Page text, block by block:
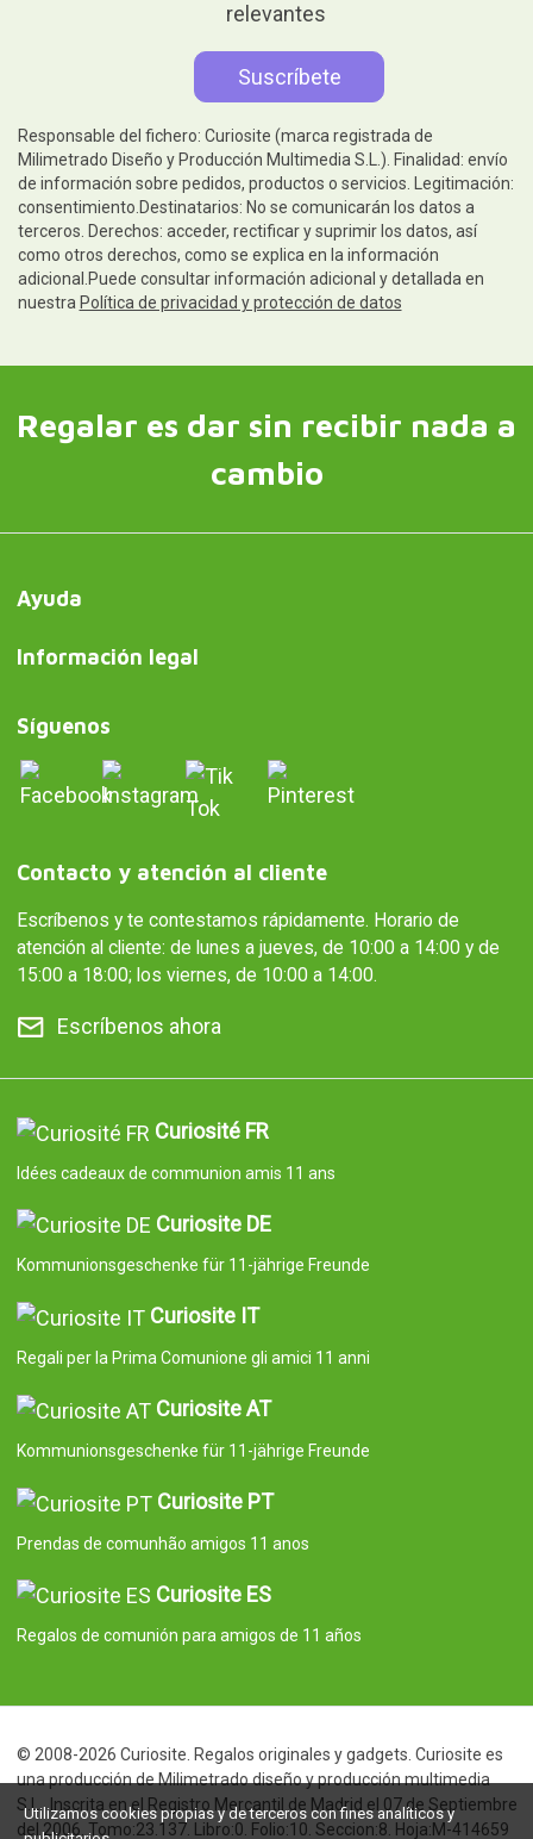
relevantes
Responsable del fichero: Curiosite (marca registrada de
Milimetrado Diseño y Producción Multimedia S.L.). Finalidad: envío
de información sobre pedidos, productos o servicios. Legitimación:
consentimiento.Destinatarios: No se comunicarán los datos a
terceros. Derechos: acceder, rectificar y suprimir los datos, así
como otros derechos, como se explica en la información
adicional.Puede consultar información adicional y detallada en
nuestra Política de privacidad y protección de datos
Regalar es dar sin recibir nada a
cambio
Ayuda
Información legal
Síguenos
Contacto y atención al cliente
Escríbenos y te contestamos rápidamente. Horario de
atención al cliente: de lunes a jueves, de 10:00 a 14:00 y de
15:00 a 18:00; los viernes, de 10:00 a 14:00.
Escríbenos ahora
Curiosité FR
Idées cadeaux de communion amis 11 ans
Curiosite DE
Kommunionsgeschenke für 11-jährige Freunde
Curiosite IT
Regali per la Prima Comunione gli amici 11 anni
Curiosite AT
Kommunionsgeschenke für 11-jährige Freunde
Curiosite PT
Prendas de comunhão amigos 11 anos
Curiosite ES
Regalos de comunión para amigos de 11 años
© 2008-2026 Curiosite. Regalos originales y gadgets. Curiosite es
una producción de Milimetrado diseño y producción multimedia
S.L.. Inscrita en el Registro Mercantil de Madrid el 07 de Septiembre
del 2006. Tomo:23.137. Libro:0. Folio:10. Seccion:8. Hoja:M-414659
Utilizamos cookies propias y de terceros con fines analíticos y